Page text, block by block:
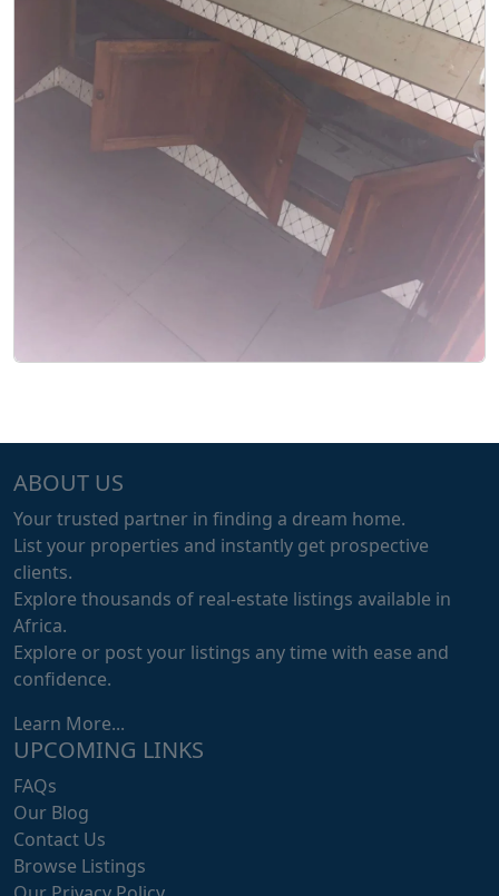
ABOUT US
Your trusted partner in finding a dream home.
List your properties and instantly get prospective
clients.
Explore thousands of real-estate listings available in
Africa.
Explore or post your listings any time with ease and
confidence.
Learn More...
UPCOMING LINKS
FAQs
Our Blog
Contact Us
Browse Listings